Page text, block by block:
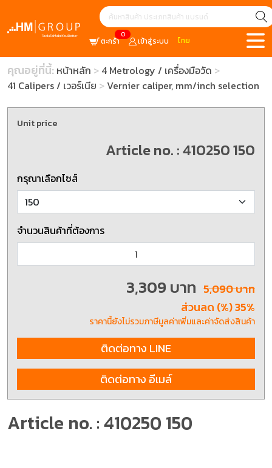
0
ตะกร้า เข้าสู่ระบบ ไทย
คุณอยู่ที่นี้: หน้าหลัก
4 Metrology / เครื่องมือวัด
41 Calipers / เวอร์เนีย
Vernier caliper, mm/inch selection
Article no. : 410250 150
Unit price
Article no. : 410250 150
กรุณาเลือกไซส์
จำนวนสินค้าที่ต้องการ
3,309 บาท 5,090 บาท
ส่วนลด (%) 35%
ราคานี้ยังไม่รวมภาษีมูลค่าเพิ่มและค่าจัดส่งสินค้า
ติดต่อทาง LINE
ติดต่อทาง อีเมล์